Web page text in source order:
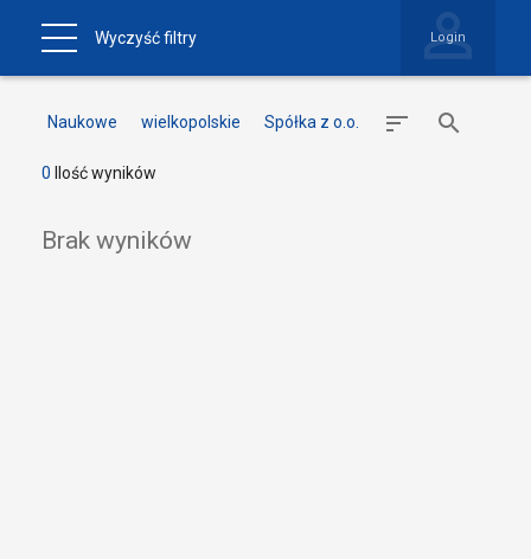
Wyczyść filtry Login
Naukowe wielkopolskie Spółka z o.o.
0 Ilość wyników
Brak wyników